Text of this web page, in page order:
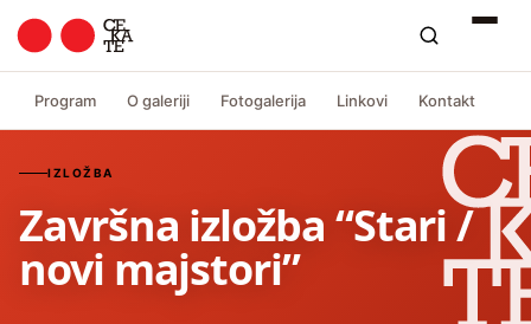
Program O galeriji Fotogalerija Linkovi Kontakt
IZLOŽBA
Završna izložba “Stari /
novi majstori”